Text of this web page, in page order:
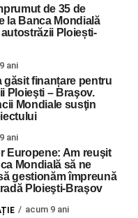
de 35 de
la Banca Mondială
Ploiești-
ani
găsit finanțare pentru
Ploieşti – Braşov.
Mondiale susţin
ani
Europene: Am reuşit
Mondială să ne
gestionăm împreună
Ploieşti-Braşov
acum 9 ani